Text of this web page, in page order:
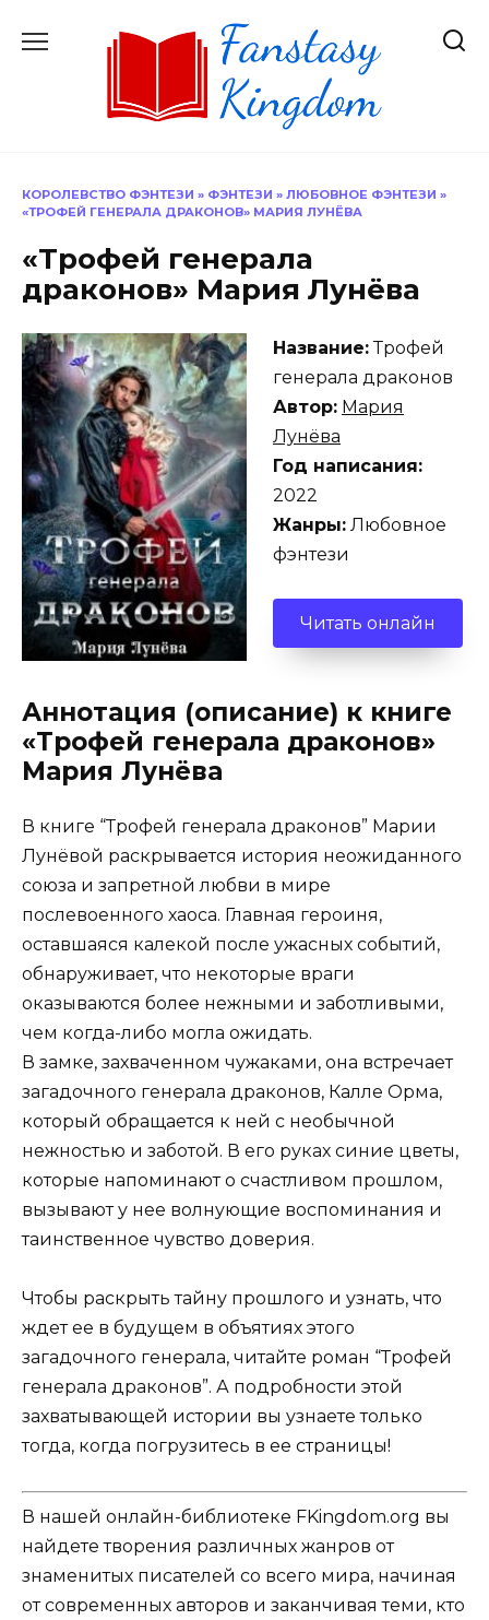
КОРОЛЕВСТВО ФЭНТЕЗИ » ФЭНТЕЗИ » ЛЮБОВНОЕ ФЭНТЕЗИ »
«ТРОФЕЙ ГЕНЕРАЛА ДРАКОНОВ» МАРИЯ ЛУНЁВА
«Трофей генерала
драконов» Мария Лунёва
Название:Трофей
генерала драконов
Автор: Мария
Лунёва
Год написания:
2022
Жанры: Любовное
фэнтези
Читать онлайн
Аннотация (описание) к книге
«Трофей генерала драконов»
Мария Лунёва
В книге “Трофей генерала драконов” Марии
Лунёвой раскрывается история неожиданного
союза и запретной любви в мире
послевоенного хаоса. Главная героиня,
оставшаяся калекой после ужасных событий,
обнаруживает, что некоторые враги
оказываются более нежными и заботливыми,
чем когда-либо могла ожидать.
В замке, захваченном чужаками, она встречает
загадочного генерала драконов, Калле Орма,
который обращается к ней с необычной
нежностью и заботой. В его руках синие цветы,
которые напоминают о счастливом прошлом,
вызывают у нее волнующие воспоминания и
таинственное чувство доверия.
Чтобы раскрыть тайну прошлого и узнать, что
ждет ее в будущем в объятиях этого
загадочного генерала, читайте роман “Трофей
генерала драконов”. А подробности этой
захватывающей истории вы узнаете только
тогда, когда погрузитесь в ее страницы!
В нашей онлайн-библиотеке FKingdom.org вы
найдете творения различных жанров от
знаменитых писателей со всего мира, начиная
от современных авторов и заканчивая теми, кто